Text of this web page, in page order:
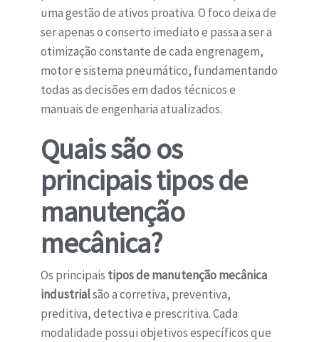
uma gestão de ativos proativa. O foco deixa de
ser apenas o conserto imediato e passa a ser a
otimização constante de cada engrenagem,
motor e sistema pneumático, fundamentando
todas as decisões em dados técnicos e
manuais de engenharia atualizados.
Quais são os
principais tipos de
manutenção
mecânica?
Os principais tipos de manutenção mecânica
industrialsão a corretiva, preventiva,
preditiva, detectiva e prescritiva. Cada
modalidade possui objetivos específicos que